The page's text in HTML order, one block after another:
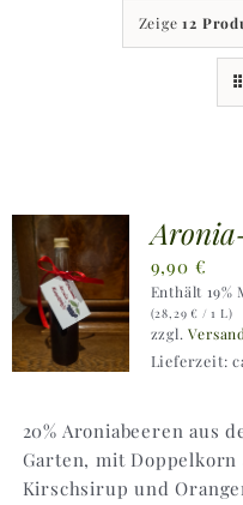
Restaurant
Anfahrt + Kontakt
Zeige12
9,90 €
Enthält 19%
(28,29€ / 1 L)
zzgl.Versand
Lieferzeit:
20% Aroniabeeren aus
Garten, mit Doppelkorn
Kirschsirup und